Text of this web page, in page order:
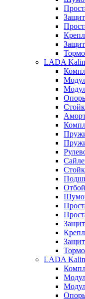
LADA
LADA